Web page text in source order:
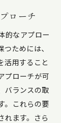
ローチ
的なアプロー
ためには、
活用すること
プローチが可
バランスの取
。これらの要
れます。さら